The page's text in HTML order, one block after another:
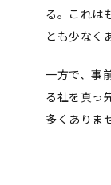
る。これは
とも少なく
一方で、事
る社を真っ
多くありま